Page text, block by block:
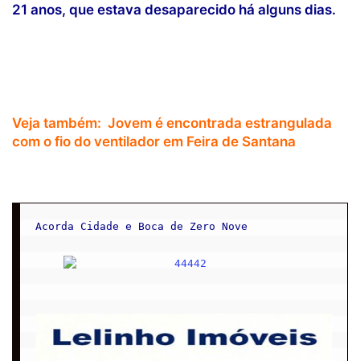
21 anos, que estava desaparecido há alguns dias.
Veja também: Jovem é encontrada estrangulada
com o fio do ventilador em Feira de Santana
Acorda Cidade e Boca de Zero Nove